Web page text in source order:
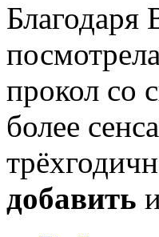
прокол со
более
добавить